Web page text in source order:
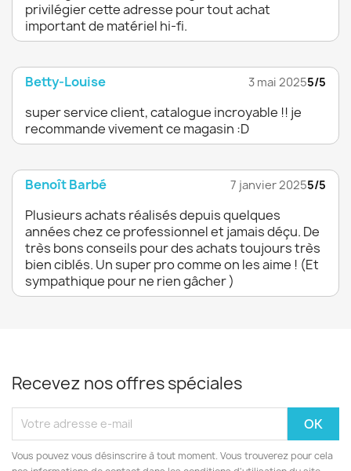
privilégier cette adresse pour tout achat
important de matériel hi-fi.
Betty-Louise 3 mai 20255/5
super service client, catalogue incroyable !! je
recommande vivement ce magasin :D
Benoît Barbé 7 janvier 20255/5
Plusieurs achats réalisés depuis quelques
années chez ce professionnel et jamais déçu. De
très bons conseils pour des achats toujours très
bien ciblés. Un super pro comme on les aime ! (Et
sympathique pour ne rien gâcher )
Recevez nos offres spéciales
Vous pouvez vous désinscrire à tout moment. Vous trouverez pour cela